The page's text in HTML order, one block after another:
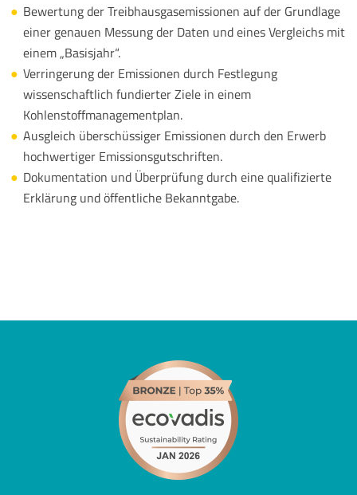
Bewertung der Treibhausgasemissionen auf der Grundlage
einer genauen Messung der Daten und eines Vergleichs mit
einem „Basisjahr“.
Verringerung der Emissionen durch Festlegung
wissenschaftlich fundierter Ziele in einem
Kohlenstoffmanagementplan.
Ausgleich überschüssiger Emissionen durch den Erwerb
hochwertiger Emissionsgutschriften.
Dokumentation und Überprüfung durch eine qualifizierte
Erklärung und öffentliche Bekanntgabe.